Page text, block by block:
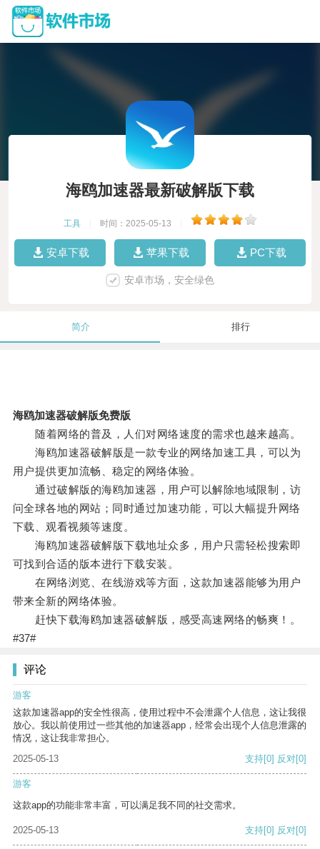
海鸥加速器最新破解版下载
工具 时间：2025-05-13
安卓下载 苹果下载 PC下载
安卓市场，安全绿色
简介 排行
海鸥加速器破解版免费版
随着网络的普及，人们对网络速度的需求也越来越高。
海鸥加速器破解版是一款专业的网络加速工具，可以为
用户提供更加流畅、稳定的网络体验。
通过破解版的海鸥加速器，用户可以解除地域限制，访
问全球各地的网站；同时通过加速功能，可以大幅提升网络
下载、观看视频等速度。
海鸥加速器破解版下载地址众多，用户只需轻松搜索即
可找到合适的版本进行下载安装。
在网络浏览、在线游戏等方面，这款加速器能够为用户
带来全新的网络体验。
赶快下载海鸥加速器破解版，感受高速网络的畅爽！。
#37#
评论
游客
这款加速器app的安全性很高，使用过程中不会泄露个人信息，这让我很
放心。我以前使用过一些其他的加速器app，经常会出现个人信息泄露的
情况，这让我非常担心。
2025-05-13
支持[0] 反对[0]
游客
这款app的功能非常丰富，可以满足我不同的社交需求。
2025-05-13 支持[0] 反对[0]